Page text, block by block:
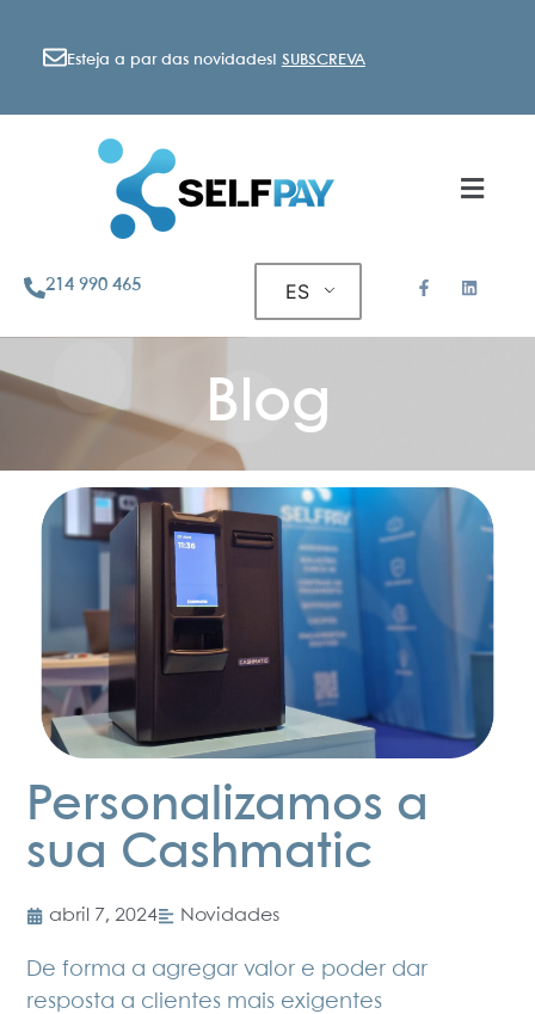
Esteja a par das novidades! SUBSCREVA
214 990 465 ES
Blog
Personalizamos a
sua Cashmatic
abril 7, 2024 Novidades
De forma a agregar valor e poder dar
resposta a clientes mais exigentes